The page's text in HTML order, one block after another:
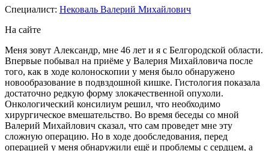
Специалист: Нековаль Валерий Михайлович
На сайте
Меня зовут Александр, мне 46 лет и я с Белгородской области.
Впервые побывал на приёме у Валерия Михайловича после
того, как в ходе колоноскопии у меня было обнаружено
новообразование в подвздошной кишке. Гистология показала
достаточно редкую форму злокачественной опухоли.
Онкологический консилиум решил, что необходимо
хирургическое вмешательство. Во время беседы со мной
Валерий Михайлович сказал, что сам проведет мне эту
сложную операцию. Но в ходе дообследования, перед
операцией у меня обнаружили ещё и проблемы с сердцем, а